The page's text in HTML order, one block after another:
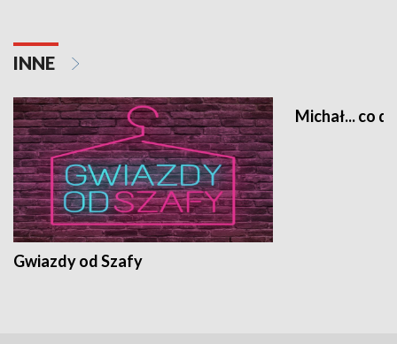
INNE
Gwiazdy od Szafy
Michał... co